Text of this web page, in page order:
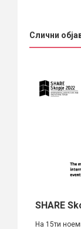
Слични
SHARE
На 15ти